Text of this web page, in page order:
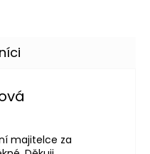
je 5 z 5 hvězdiček.
majitelce za